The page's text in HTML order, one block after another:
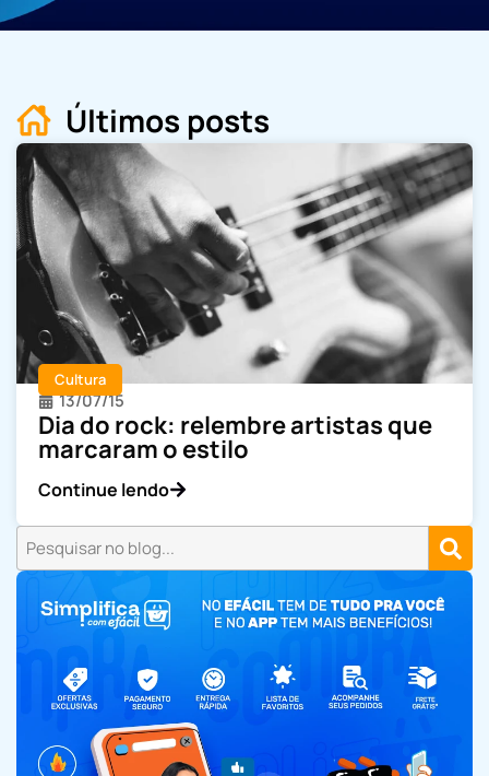
Últimos posts
Cultura
13/07/15
Dia do rock: relembre artistas que
marcaram o estilo
Continue lendo